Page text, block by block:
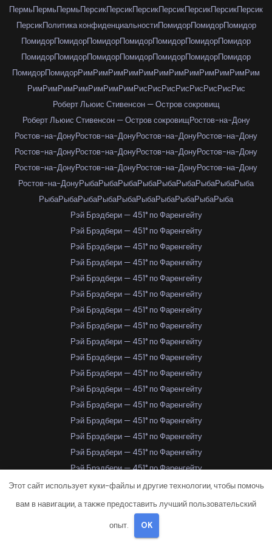
ПермьПермьПермьПерсикПерсикПерсикПерсикПерсикПерсикПерсик
ПерсикПолитика конфиденциальностиПомидорПомидорПомидор
ПомидорПомидорПомидорПомидорПомидорПомидорПомидор
ПомидорПомидорПомидорПомидорПомидорПомидорПомидор
ПомидорПомидорРимРимРимРимРимРимРимРимРимРимРимРим
РимРимРимРимРимРимРимРисРисРисРисРисРисРисРис
Роберт Льюис Стивенсон — Остров сокровищ
Роберт Льюис Стивенсон — Остров сокровищРостов-на-Дону
Ростов-на-ДонуРостов-на-ДонуРостов-на-ДонуРостов-на-Дону
Ростов-на-ДонуРостов-на-ДонуРостов-на-ДонуРостов-на-Дону
Ростов-на-ДонуРостов-на-ДонуРостов-на-ДонуРостов-на-Дону
Ростов-на-ДонуРыбаРыбаРыбаРыбаРыбаРыбаРыбаРыбаРыба
РыбаРыбаРыбаРыбаРыбаРыбаРыбаРыбаРыбаРыба
Рэй Брэдбери — 451° по Фаренгейту
Рэй Брэдбери — 451° по Фаренгейту
Рэй Брэдбери — 451° по Фаренгейту
Рэй Брэдбери — 451° по Фаренгейту
Рэй Брэдбери — 451° по Фаренгейту
Рэй Брэдбери — 451° по Фаренгейту
Рэй Брэдбери — 451° по Фаренгейту
Рэй Брэдбери — 451° по Фаренгейту
Рэй Брэдбери — 451° по Фаренгейту
Рэй Брэдбери — 451° по Фаренгейту
Рэй Брэдбери — 451° по Фаренгейту
Рэй Брэдбери — 451° по Фаренгейту
Рэй Брэдбери — 451° по Фаренгейту
Рэй Брэдбери — 451° по Фаренгейту
Рэй Брэдбери — 451° по Фаренгейту
Рэй Брэдбери — 451° по Фаренгейту
Рэй Брэдбери — 451° по Фаренгейту
Рэй Брэдбери — 451° по Фаренгейту
Рэй Брэдбери — 451° по Фаренгейту
Рэй Брэдбери — 451° по Фаренгейту
Рэй Брэдбери — 451° по Фаренгейту
Этот сайт использует куки-файлы и другие технологии, чтобы помочь
вам в навигации, а также предоставить лучший пользовательский
опыт. OK